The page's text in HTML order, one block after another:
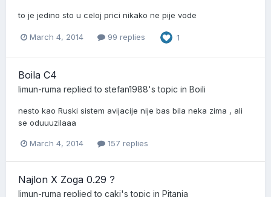
to je jedino sto u celoj prici nikako ne pije vode
March 4, 2014 99 replies 1
Boila C4
limun-ruma replied to stefan1988's topic in Boili
nesto kao Ruski sistem avijacije nije bas bila neka zima , ali
se oduuuzilaaa
March 4, 2014 157 replies
Najlon X Zoga 0.29 ?
limun-ruma replied to caki's topic in Pitanja